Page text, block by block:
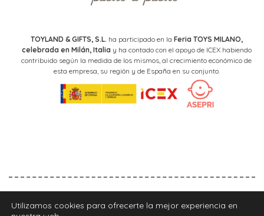
TOYLAND & GIFTS, S.L. ha participado en la Feria TOYS MILANO,
celebrada en Milán, Italiay ha contado con el apoyo de ICEX habiendo
contribuido según la medida de los mismos, al crecimiento económico de
esta empresa, su región y de España en su conjunto.
Utilizamos cookies para ofrecerte la mejor experiencia en